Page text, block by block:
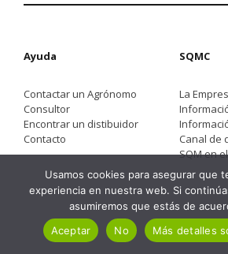
Ayuda
Contactar un Agrónomo
Consultor
Encontrar un distibuidor
Contacto
SQMC
La
Canal de
SQM en
Usamos cookies para asegurar que
experiencia en nuestra web. Si
asumiremos que estás de
Aceptar
No Más detalles